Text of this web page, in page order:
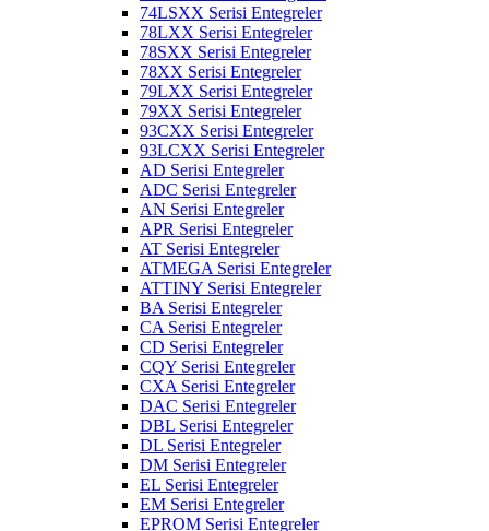
74LSXX Serisi Entegreler
78LXX Serisi Entegreler
78SXX Serisi Entegreler
78XX Serisi Entegreler
79LXX Serisi Entegreler
79XX Serisi Entegreler
93CXX Serisi Entegreler
93LCXX Serisi Entegreler
AD Serisi Entegreler
ADC Serisi Entegreler
AN Serisi Entegreler
APR Serisi Entegreler
AT Serisi Entegreler
ATMEGA Serisi Entegreler
ATTINY Serisi Entegreler
BA Serisi Entegreler
CA Serisi Entegreler
CD Serisi Entegreler
CQY Serisi Entegreler
CXA Serisi Entegreler
DAC Serisi Entegreler
DBL Serisi Entegreler
DL Serisi Entegreler
DM Serisi Entegreler
EL Serisi Entegreler
EM Serisi Entegreler
EPROM Serisi Entegreler